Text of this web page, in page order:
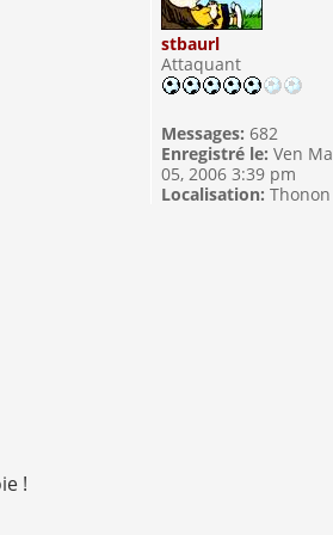
!
stbaurl
Attaquant
Messages: 682
Enregistré le: Ven
05, 2006 3:39 pm
Localisation: Thonon